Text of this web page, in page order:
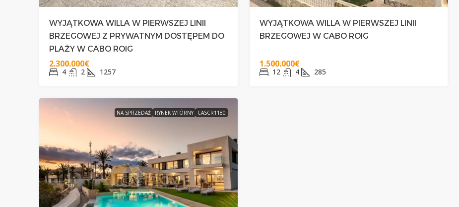
WYJĄTKOWA WILLA W PIERWSZEJ LINII
BRZEGOWEJ Z PRYWATNYM DOSTĘPEM DO
PLAŻY W CABO ROIG
2.300.000€
4 2 1257
WYJĄTKOWA WILLA W PIERWSZEJ LINII
BRZEGOWEJ W CABO ROIG
1.500.000€
12 4 285
NA SPRZEDAŻ RYNEK WTÓRNY CASCR1180